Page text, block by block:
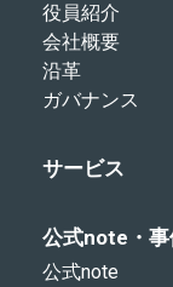
役員紹介
会社概要
沿革
ガバナンス
サービス
公式note・事
公式note